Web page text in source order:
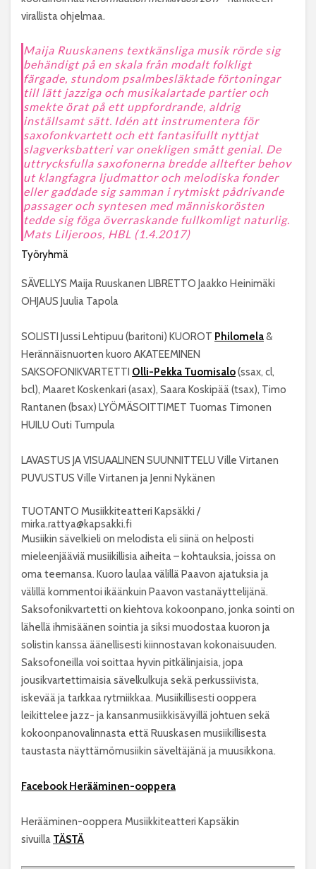
virallista ohjelmaa.
Maija Ruuskanens textkänsliga musik rörde sig
behändigt på en skala från modalt folkligt
färgade, stundom psalmbesläktade förtoningar
till lätt jazziga och musikalartade partier och
smekte örat på ett uppfordrande, aldrig
inställsamt sätt. Idén att instrumentera för
saxofonkvartett och ett fantasifullt nyttjat
slagverksbatteri var onekligen smått genial. De
uttrycksfulla saxofonerna bredde alltefter behov
ut klangfagra ljudmattor och melodiska fonder
eller gaddade sig samman i rytmiskt pådrivande
passager och syntesen med människorösten
tedde sig föga överraskande fullkomligt naturlig.
Mats Liljeroos, HBL (1.4.2017)
Työryhmä
SÄVELLYS Maija Ruuskanen LIBRETTO Jaakko Heinimäki
OHJAUS Juulia Tapola
SOLISTI Jussi Lehtipuu (baritoni) KUOROT Philomela&
Herännäisnuorten kuoro AKATEEMINEN
SAKSOFONIKVARTETTI Olli-Pekka Tuomisalo(ssax, cl,
bcl), Maaret Koskenkari (asax), Saara Koskipää (tsax), Timo
Rantanen (bsax) LYÖMÄSOITTIMET Tuomas Timonen
HUILU Outi Tumpula
LAVASTUS JA VISUAALINEN SUUNNITTELU Ville Virtanen
PUVUSTUS Ville Virtanen ja Jenni Nykänen
TUOTANTO Musiikkiteatteri Kapsäkki /
mirka.rattya@kapsakki.fi
Musiikin sävelkieli on melodista eli siinä on helposti
mieleenjääviä musiikillisia aiheita – kohtauksia, joissa on
oma teemansa. Kuoro laulaa välillä Paavon ajatuksia ja
välillä kommentoi ikäänkuin Paavon vastanäyttelijänä.
Saksofonikvartetti on kiehtova kokoonpano, jonka sointi on
lähellä ihmisäänen sointia ja siksi muodostaa kuoron ja
solistin kanssa äänellisesti kiinnostavan kokonaisuuden.
Saksofoneilla voi soittaa hyvin pitkälinjaisia, jopa
jousikvartettimaisia sävelkulkuja sekä perkussiivista,
iskevää ja tarkkaa rytmiikkaa. Musiikillisesti ooppera
leikittelee jazz- ja kansanmusiikkisävyillä johtuen sekä
kokoonpanovalinnasta että Ruuskasen musiikillisesta
taustasta näyttämömusiikin säveltäjänä ja muusikkona.
Facebook Herääminen-ooppera
Herääminen-ooppera Musiikkiteatteri Kapsäkin
sivuilla TÄSTÄ